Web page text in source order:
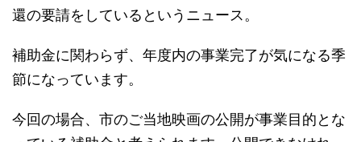
還の要請をしているというニュース。
補助金に関わらず、年度内の事業完了が気になる季
節になっています。
今回の場合、市のご当地映画の公開が事業目的とな